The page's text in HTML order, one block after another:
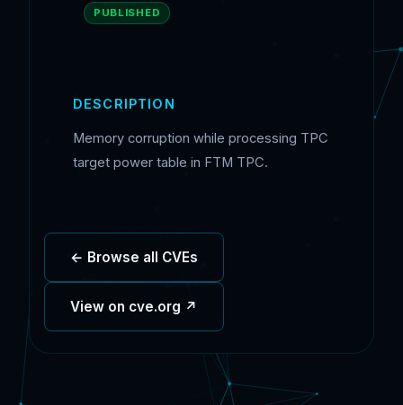
PUBLISHED
DESCRIPTION
Memory corruption while processing TPC
target power table in FTM TPC.
← Browse all CVEs
View on cve.org ↗